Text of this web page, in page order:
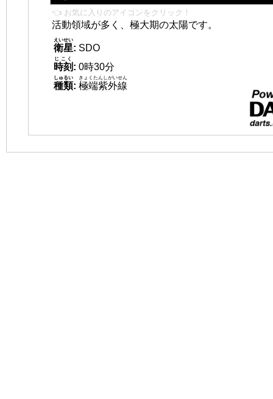
👈 お気に入りのアイコンをクリック！
活動領域が多く、極大期の太陽です。
衛星
えいせい
: SDO
時刻
じこく
: 0時30分
種類
しゅるい
: 極端紫外線
きょくたんしがいせん